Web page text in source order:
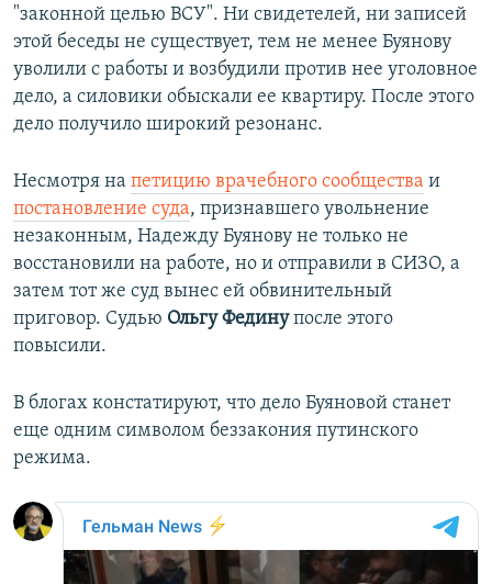
"законной целью ВСУ". Ни свидетелей, ни записей
этой беседы не существует, тем не менее Буянову
уволили с работы и возбудили против нее уголовное
дело, а силовики обыскали ее квартиру. После этого
дело получило широкий резонанс.
Несмотря на петицию врачебного сообщества и
постановление суда, признавшего увольнение
незаконным, Надежду Буянову не только не
восстановили на работе, но и отправили в СИЗО, а
затем тот же суд вынес ей обвинительный
приговор. Судью Ольгу Фединупосле этого
повысили.
В блогах констатируют, что дело Буяновой станет
еще одним символом беззакония путинского
режима.